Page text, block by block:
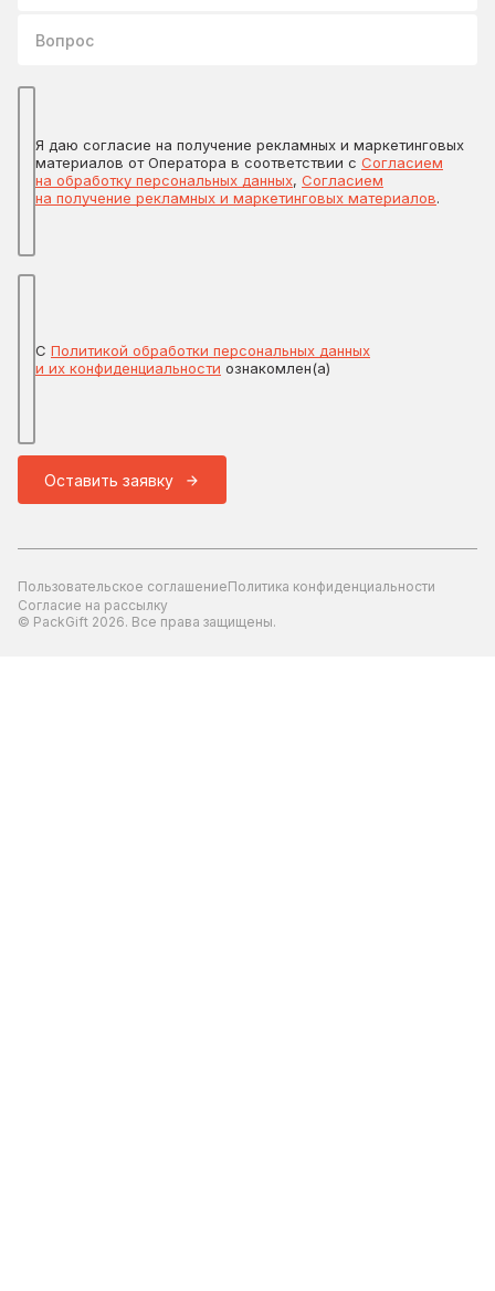
Я даю согласие на получение рекламных и маркетинговых
материалов от Оператора в соответствии с Согласием
на обработку персональных данных, Согласием
на получение рекламных и маркетинговых материалов.
С Политикой обработки персональных данных
и их конфиденциальности ознакомлен(а)
Оставить заявку
Пользовательское соглашениеПолитика конфиденциальности
Согласие на рассылку
© PackGift 2026. Все права защищены.